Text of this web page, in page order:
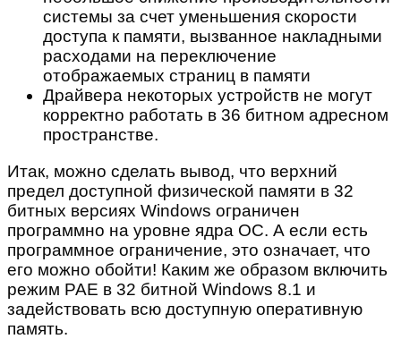
системы за счет уменьшения скорости
доступа к памяти, вызванное накладными
расходами на переключение
отображаемых страниц в памяти
Драйвера некоторых устройств не могут
корректно работать в 36 битном адресном
пространстве.
Итак, можно сделать вывод, что верхний
предел доступной физической памяти в 32
битных версиях Windows ограничен
программно на уровне ядра ОС. А если есть
программное ограничение, это означает, что
его можно обойти! Каким же образом включить
режим PAE в 32 битной Windows 8.1 и
задействовать всю доступную оперативную
память.